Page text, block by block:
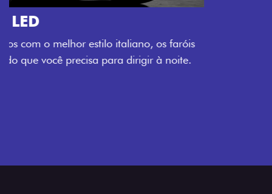
O VERDADEIRO 5 LUGARES E 4
PORTAS
Todo mundo pode viajar confortável na Fiat Strada,